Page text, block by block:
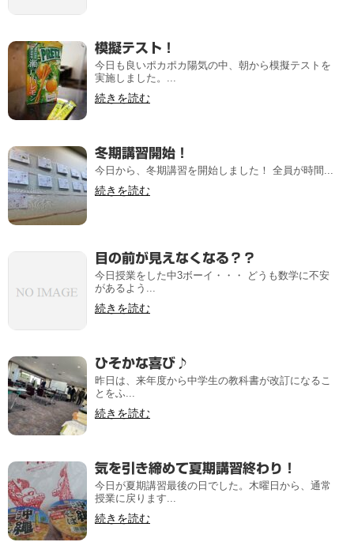
模擬テスト！
今日も良いポカポカ陽気の中、朝から模擬テストを
実施しました。...
続きを読む
冬期講習開始！
今日から、冬期講習を開始しました！ 全員が時間...
続きを読む
目の前が見えなくなる？？
今日授業をした中3ボーイ・・・ どうも数学に不安
があるよう...
続きを読む
ひそかな喜び♪
昨日は、来年度から中学生の教科書が改訂になるこ
とをふ...
続きを読む
気を引き締めて夏期講習終わり！
今日が夏期講習最後の日でした。木曜日から、通常
授業に戻ります...
続きを読む